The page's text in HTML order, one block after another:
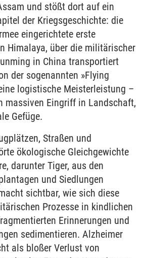
und stößt dort auf ein
der Kriegsgeschichte: die
eingerichtete erste
Himalaya, über die militärischer
in China transportiert
der sogenannten »Flying
logistische Meisterleistung –
massiven Eingriff in Landschaft,
Gefüge.
Straßen und
ökologische Gleichgewichte
darunter Tiger, aus den
und Siedlungen
sichtbar, wie sich diese
Prozesse in kindlichen
Erinnerungen und
sedimentieren. Alzheimer
als bloßer Verlust von